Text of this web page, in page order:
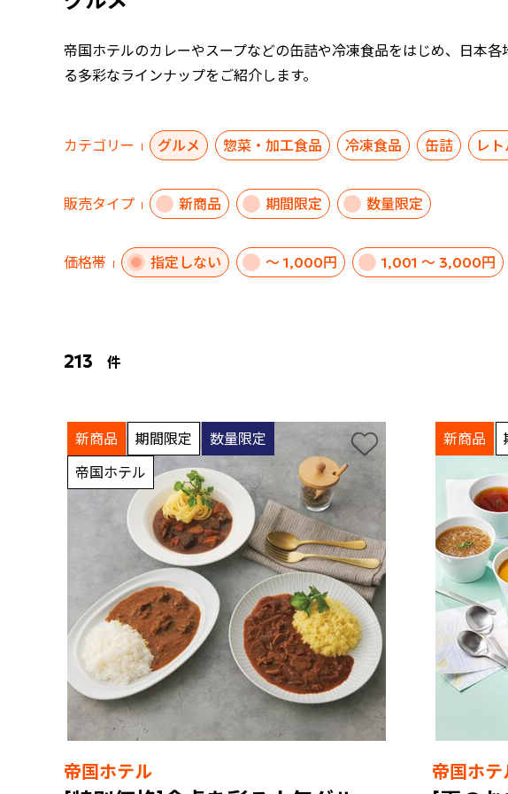
帝国ホテルのカレーやスープなどの缶詰や冷凍食品をはじめ、日本
る多彩なラインナップをご紹介します。
カテゴリー グルメ 惣菜・加工食品 冷凍食品 缶詰 レ
販売タイプ 新商品 期間限定 数量限定
価格帯 指定しない ～ 1,000円 1,001 ～ 3,000円
213 件
新商品 期間限定
数量限定
帝国ホテル
帝国ホテル
新商品
帝国ホテ